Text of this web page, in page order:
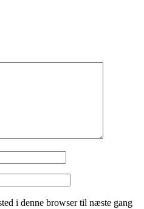
i denne browser til næste gang